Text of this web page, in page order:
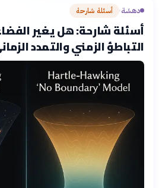
دهشة› أسئلة شارحة
أسئلة شارحة: هل يغير
التباطؤ الزمني والتمدد